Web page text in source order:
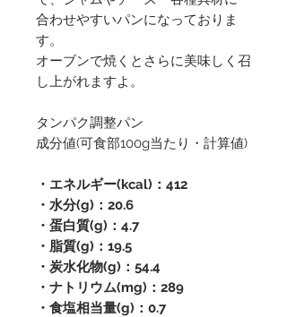
合わせやすいパンになっておりま
す。
オーブンで焼くとさらに美味しく召
し上がれますよ。
タンパク調整パン
成分値(可食部100g当たり・計算値)
・エネルギー(kcal)：412
・水分(g)：20.6
・蛋白質(g)：4.7
・脂質(g)：19.5
・炭水化物(g)：54.4
・ナトリウム(mg)：289
・食塩相当量(g)：0.7